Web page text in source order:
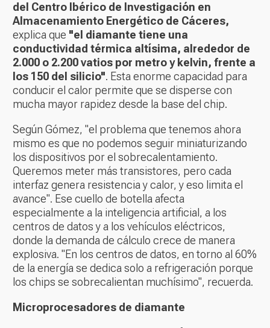
del Centro Ibérico de Investigación en
Almacenamiento Energético de Cáceres,
explica que "el diamante tiene una
conductividad térmica altísima, alrededor de
2.000 o 2.200 vatios por metro y kelvin, frente a
los 150 del silicio". Esta enorme capacidad para
conducir el calor permite que se disperse con
mucha mayor rapidez desde la base del chip.
Según Gómez, "el problema que tenemos ahora
mismo es que no podemos seguir miniaturizando
los dispositivos por el sobrecalentamiento.
Queremos meter más transistores, pero cada
interfaz genera resistencia y calor, y eso limita el
avance". Ese cuello de botella afecta
especialmente a la inteligencia artificial, a los
centros de datos y a los vehículos eléctricos,
donde la demanda de cálculo crece de manera
explosiva. "En los centros de datos, en torno al 60%
de la energía se dedica solo a refrigeración porque
los chips se sobrecalientan muchísimo", recuerda.
Microprocesadores de diamante